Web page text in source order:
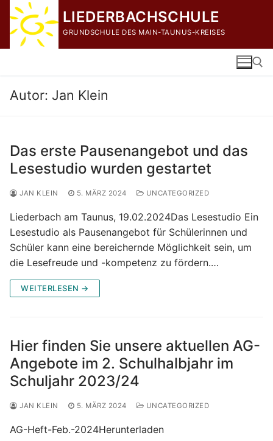
Zum
Inhalt
springen
LIEDERBACHSCHULE
GRUNDSCHULE DES MAIN-TAUNUS-KREISES
Autor: Jan Klein
Das erste Pausenangebot und das
Lesestudio wurden gestartet
JAN KLEIN 5. MÄRZ 2024 UNCATEGORIZED
Liederbach am Taunus, 19.02.2024Das Lesestudio Ein
Lesestudio als Pausenangebot für Schülerinnen und
Schüler kann eine bereichernde Möglichkeit sein, um
die Lesefreude und -kompetenz zu fördern.…
WEITERLESEN →
Hier finden Sie unsere aktuellen AG-
Angebote im 2. Schulhalbjahr im
Schuljahr 2023/24
JAN KLEIN 5. MÄRZ 2024 UNCATEGORIZED
AG-Heft-Feb.-2024Herunterladen